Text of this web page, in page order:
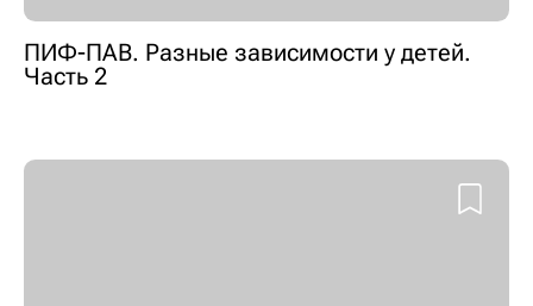
ПИФ-ПАВ. Разные зависимости у детей.
Часть 2